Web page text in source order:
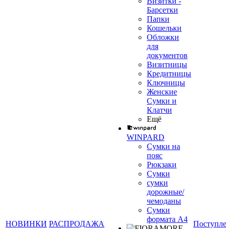
НОВИНКИ РАСПРОДАЖА
Барсетки
Папки
Кошельки
Обложки
для
документов
Визитницы
Кредитницы
Ключницы
Женские
Сумки и
Клатчи
Ещё
WINPARD
Сумки на
пояс
Рюкзаки
Сумки
сумки
дорожные/
чемоданы
Сумки
формата А4